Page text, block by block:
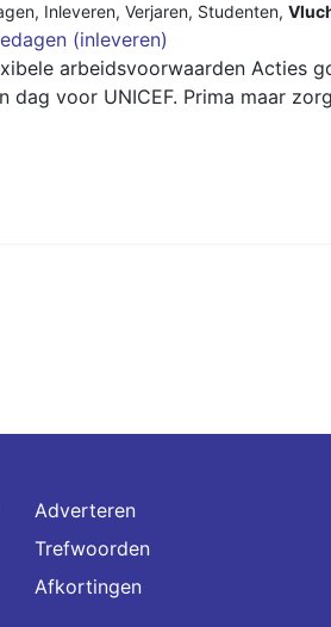
, Inleveren, Verjaren, Studenten,
(inleveren)
arbeidsvoorwaarden Acties
dag voor UNICEF. Prima maar
Adverteren
Trefwoorden
Afkortingen